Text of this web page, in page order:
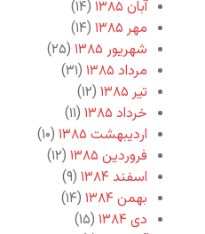
آبان ۱۳۸۵
(۱۴)
مهر ۱۳۸۵
(۱۴)
شهریور ۱۳۸۵
(۲۵)
مرداد ۱۳۸۵
(۳۱)
تیر ۱۳۸۵
(۱۲)
خرداد ۱۳۸۵
(۱۱)
اردیبهشت ۱۳۸۵
(۱۰)
فروردین ۱۳۸۵
(۱۲)
اسفند ۱۳۸۴
(۹)
بهمن ۱۳۸۴
(۱۴)
دی ۱۳۸۴
(۱۵)